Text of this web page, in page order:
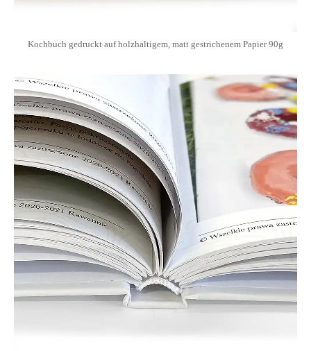
Kochbuch gedruckt auf holzhaltigem, matt gestrichenem Papier 90g